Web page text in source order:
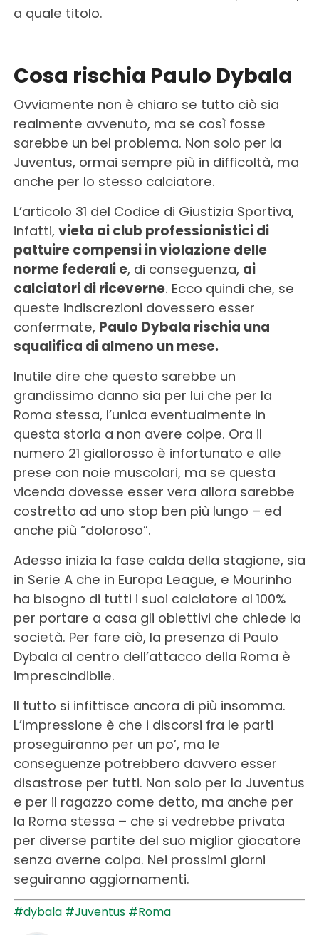
a quale titolo.
Cosa rischia Paulo Dybala
Ovviamente non è chiaro se tutto ciò sia
realmente avvenuto, ma se così fosse
sarebbe un bel problema. Non solo per la
Juventus, ormai sempre più in difficoltà, ma
anche per lo stesso calciatore.
L’articolo 31 del Codice di Giustizia Sportiva,
infatti, vieta ai club professionistici di
pattuire compensi in violazione delle
norme federali e, di conseguenza, ai
calciatori di riceverne. Ecco quindi che, se
queste indiscrezioni dovessero esser
confermate, Paulo Dybala rischia una
squalifica di almeno un mese.
Inutile dire che questo sarebbe un
grandissimo danno sia per lui che per la
Roma stessa, l’unica eventualmente in
questa storia a non avere colpe. Ora il
numero 21 giallorosso è infortunato e alle
prese con noie muscolari, ma se questa
vicenda dovesse esser vera allora sarebbe
costretto ad uno stop ben più lungo – ed
anche più “doloroso”.
Adesso inizia la fase calda della stagione, sia
in Serie A che in Europa League, e Mourinho
ha bisogno di tutti i suoi calciatore al 100%
per portare a casa gli obiettivi che chiede la
società. Per fare ciò, la presenza di Paulo
Dybala al centro dell’attacco della Roma è
imprescindibile.
Il tutto si infittisce ancora di più insomma.
L’impressione è che i discorsi fra le parti
proseguiranno per un po’, ma le
conseguenze potrebbero davvero esser
disastrose per tutti. Non solo per la Juventus
e per il ragazzo come detto, ma anche per
la Roma stessa – che si vedrebbe privata
per diverse partite del suo miglior giocatore
senza averne colpa. Nei prossimi giorni
seguiranno aggiornamenti.
#dybala #Juventus #Roma